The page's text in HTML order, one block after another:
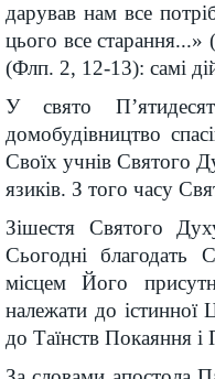
дарував нам все
цього все
(Флп. 2, 12-13): самі
У свято
домобудівництво
Своїх учнів Святого
язиків. З того часу
Зішестя Святого
Сьогодні
місцем Його
належати до істинної
до Таїнств Покаяння і